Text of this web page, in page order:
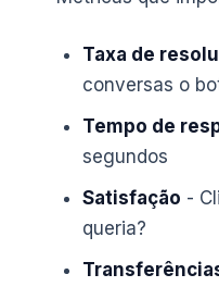
Taxa de
conversas o
Tempo de
segundos
Satisfação -
queria?